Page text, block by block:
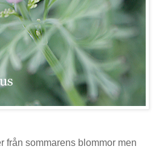
från sommarens blommor men